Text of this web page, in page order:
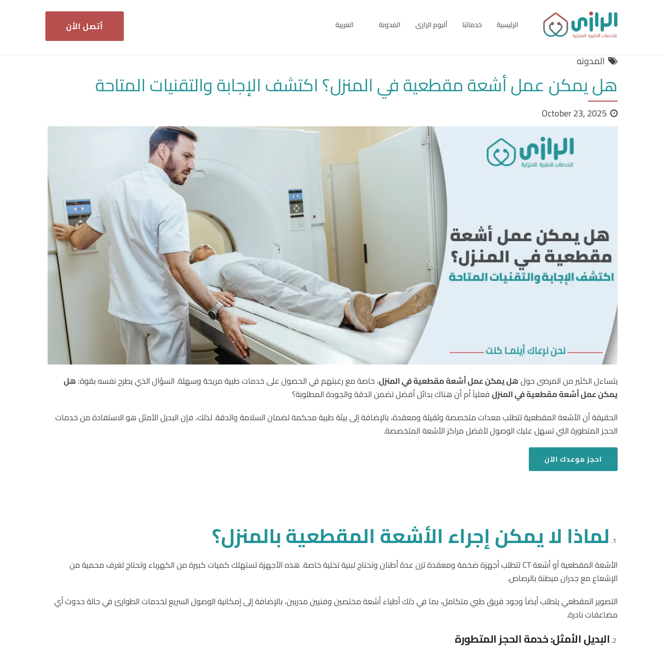
أتصل الأن الرئيسية خدماتنا ألبوم الرازى المدونة العربية
المدونه
هل يمكن عمل أشعة مقطعية في المنزل؟ اكتشف الإجابة والتقنيات المتاحة
October 23, 2025
يتساءل الكثير من المرضى حولهل يمكن عمل أشعة مقطعية في المنزل، خاصة مع رغبتهم في الحصول على خدمات طبية مريحة وسهلة. السؤال الذي يطرح نفسه بقوة: هل
يمكن عمل أشعة مقطعية في المنزلفعلياً أم أن هناك بدائل أفضل تضمن الدقة والجودة المطلوبة؟
الحقيقة أن الأشعة المقطعية تتطلب معدات متخصصة وثقيلة ومعقدة، بالإضافة إلى بيئة طبية محكمة لضمان السلامة والدقة. لذلك، فإن البديل الأمثل هو الاستفادة من خدمات
الحجز المتطورة التي تسهل عليك الوصول لأفضل مراكز الأشعة المتخصصة.
احجزموعدك الآن
لماذا لا يمكن إجراء الأشعة المقطعية بالمنزل؟
الأشعة المقطعية أو أشعة CT تتطلب أجهزة ضخمة ومعقدة تزن عدة أطنان وتحتاج لبنية تحتية خاصة. هذه الأجهزة تستهلك كميات كبيرة من الكهرباء وتحتاج لغرف محمية من
الإشعاع مع جدران مبطنة بالرصاص.
التصوير المقطعي يتطلب أيضاً وجود فريق طبي متكامل، بما في ذلك أطباء أشعة مختصين وفنيين مدربين، بالإضافة إلى إمكانية الوصول السريع لخدمات الطوارئ في حالة حدوث أي
مضاعفات نادرة.
البديل الأمثل: خدمة الحجز المتطورة